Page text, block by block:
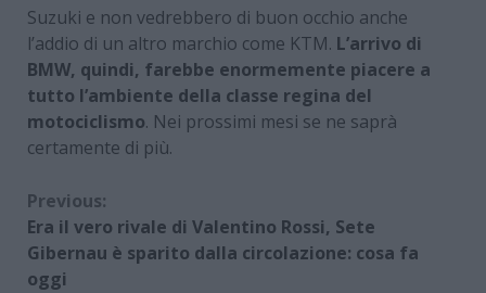
Suzuki e non vedrebbero di buon occhio anche
l’addio di un altro marchio come KTM. L’arrivo di
BMW, quindi, farebbe enormemente piacere a
tutto l’ambiente della classe regina del
motociclismo. Nei prossimi mesi se ne saprà
certamente di più.
Continue
Reading
Previous:
Era il vero rivale di Valentino Rossi, Sete
Gibernau è sparito dalla circolazione: cosa fa
oggi